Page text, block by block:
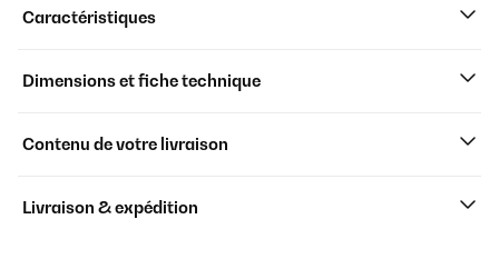
Caractéristiques
Dimensions et fiche technique
Contenu de votre livraison
Livraison & expédition